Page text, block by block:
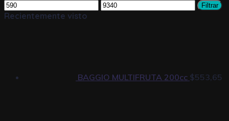
Filtrar
Recientemente visto
BAGGIO MULTIFRUTA 200cc $553,65